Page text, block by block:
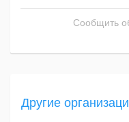
Сообщить
Другие